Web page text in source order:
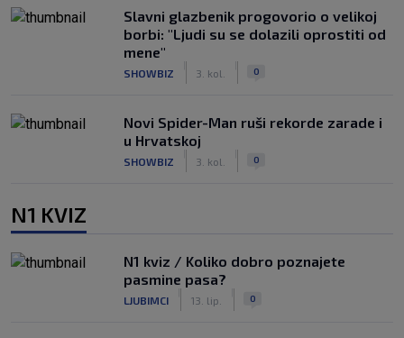
Slavni glazbenik progovorio o velikoj
borbi: "Ljudi su se dolazili oprostiti od
mene"
SHOWBIZ 3. kol. 0
Novi Spider-Man ruši rekorde zarade i
u Hrvatskoj
SHOWBIZ 3. kol. 0
N1 KVIZ
N1 kviz / Koliko dobro poznajete
pasmine pasa?
LJUBIMCI 13. lip. 0